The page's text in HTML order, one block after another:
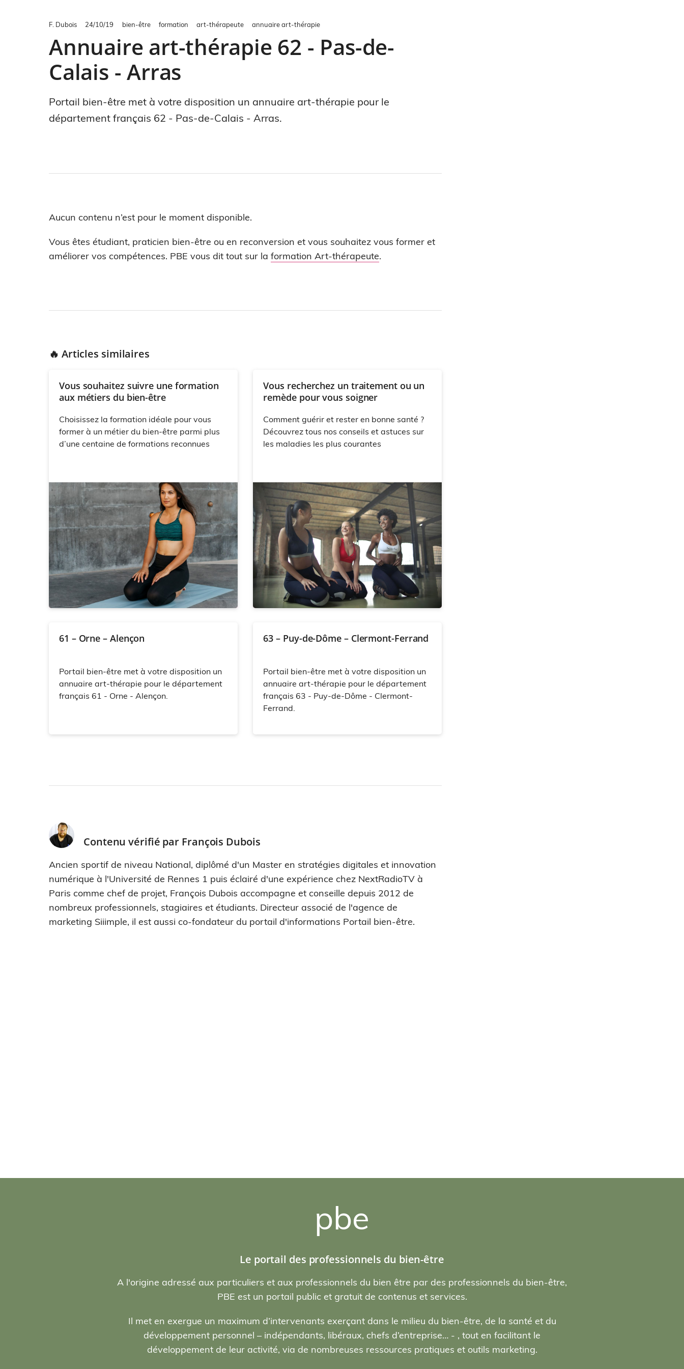
F. Dubois 24/10/19 bien-être formation art-thérapeute annuaire art-thérapie
Annuaire art-thérapie 62 - Pas-de-
Calais - Arras
Portail bien-être met à votre disposition un annuaire art-thérapie pour le
département français 62 - Pas-de-Calais - Arras.
Aucun contenu n’est pour le moment disponible.
Vous êtes étudiant, praticien bien-être ou en reconversion et vous souhaitez vous former et
améliorer vos compétences. PBE vous dit tout sur la formation Art-thérapeute.
🔥 Articles similaires
Vous souhaitez suivre une formation
aux métiers du bien-être
Choisissez la formation idéale pour vous
former à un métier du bien-être parmi plus
d’une centaine de formations reconnues
Vous recherchez un traitement ou un
remède pour vous soigner
Comment guérir et rester en bonne santé ?
Découvrez tous nos conseils et astuces sur
les maladies les plus courantes
61 – Orne – Alençon
Portail bien-être met à votre disposition un
annuaire art-thérapie pour le département
français 61 - Orne - Alençon.
63 – Puy-de-Dôme – Clermont-Ferrand
Portail bien-être met à votre disposition un
annuaire art-thérapie pour le département
français 63 - Puy-de-Dôme - Clermont-
Ferrand.
Contenu vérifié par François Dubois
Ancien sportif de niveau National, diplômé d'un Master en stratégies digitales et innovation
numérique à l'Université de Rennes 1 puis éclairé d'une expérience chez NextRadioTV à
Paris comme chef de projet, François Dubois accompagne et conseille depuis 2012 de
nombreux professionnels, stagiaires et étudiants. Directeur associé de l'agence de
marketing Siiimple, il est aussi co-fondateur du portail d'informations Portail bien-être.
pbe
Le portail des professionnels du bien-être
A l'origine adressé aux particuliers et aux professionnels du bien être par des professionnels du bien-être,
PBE est un portail public et gratuit de contenus et services.
Il met en exergue un maximum d’intervenants exerçant dans le milieu du bien-être, de la santé et du
développement personnel – indépendants, libéraux, chefs d’entreprise… - , tout en facilitant le
développement de leur activité, via de nombreuses ressources pratiques et outils marketing.